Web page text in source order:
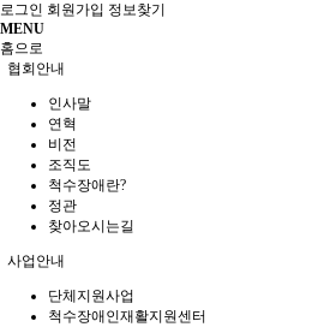
로그인 회원가입 정보찾기
MENU
홈으로
협회안내
인사말
연혁
비전
조직도
척수장애란?
정관
찾아오시는길
사업안내
단체지원사업
척수장애인재활지원센터